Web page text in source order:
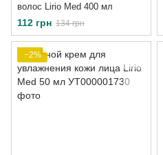
волос Lirio Med 400 мл
112 грн 134 грн
−2%